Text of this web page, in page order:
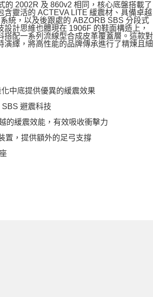
的 2002R 及 860v2 相同，核心底盤搭載了
含靈活的 ACTEVA LITE 緩震材、具備卓越
統，以及後跟處的 ABZORB SBS 分段式
設計思維也體現在 1906F 的鞋面構造上，
搭配一系列流線型合成皮革覆蓋層。這款對
演繹，將高性能的品牌傳承進行了精煉且細
中底提供優異的緩震效果
避震科技
的緩震效能，有效吸收衝擊力
置，提供額外的足弓支撐